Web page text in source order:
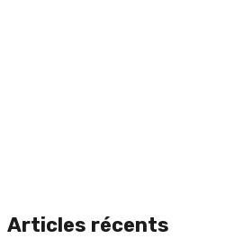
Articles récents